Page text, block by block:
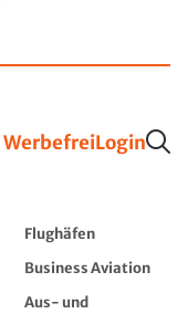
WerbefreiLogin
Flughäfen
Business Aviation
Aus- und